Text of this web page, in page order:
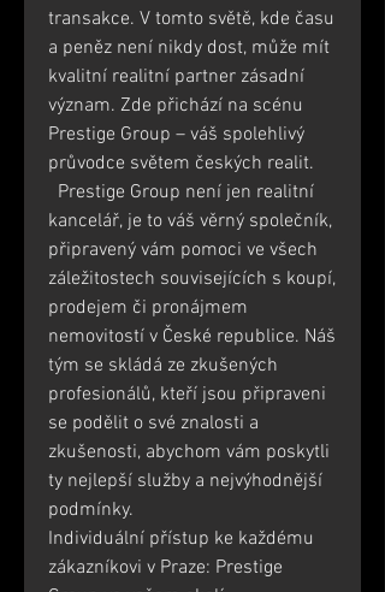
transakce. V tomto světě, kde času
a peněz není nikdy dost, může mít
kvalitní realitní partner zásadní
význam. Zde přichází na scénu
Prestige Group – váš spolehlivý
průvodce světem českých realit.
kancelář, je to váš věrný společník,
připravený vám pomoci ve všech
záležitostech souvisejících s koupí,
prodejem či pronájmem
nemovitostí v České republice. Náš
tým se skládá ze zkušených
profesionálů, kteří jsou připraveni
se podělit o své znalosti a
zkušenosti, abychom vám poskytli
ty nejlepší služby a nejvýhodnější
podmínky.
Individuální přístup ke každému
zákazníkovi v Praze: Prestige